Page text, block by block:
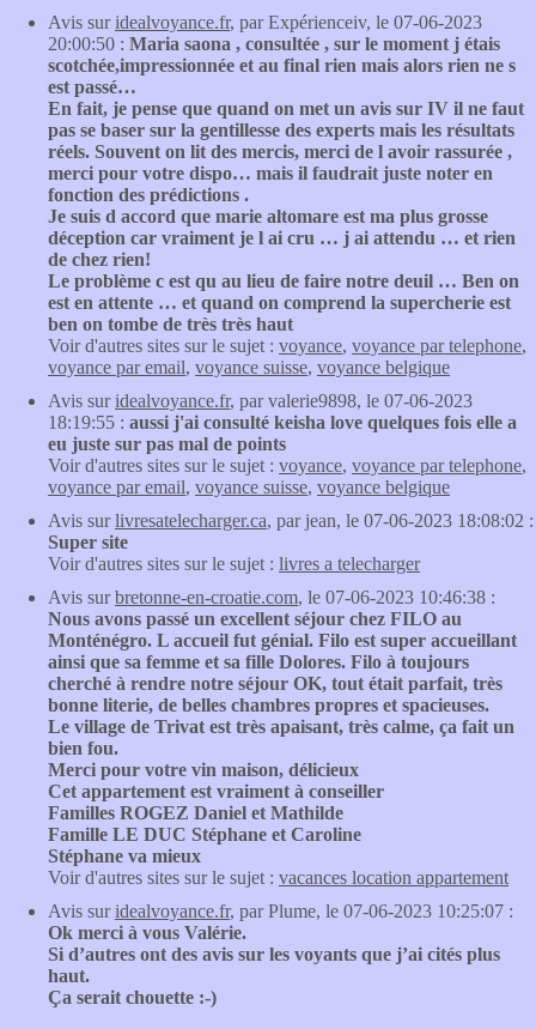
Avis suridealvoyance.fr, par Expérienceiv, le 07-06-2023
20:00:50 : Maria saona , consultée , sur le moment j étais
scotchée,impressionnée et au final rien mais alors rien ne s
est passé…
En fait, je pense que quand on met un avis sur IV il ne faut
pas se baser sur la gentillesse des experts mais les résultats
réels. Souvent on lit des mercis, merci de l avoir rassurée ,
merci pour votre dispo… mais il faudrait juste noter en
fonction des prédictions .
Je suis d accord que marie altomare est ma plus grosse
déception car vraiment je l ai cru … j ai attendu … et rien
de chez rien!
Le problème c est qu au lieu de faire notre deuil … Ben on
est en attente … et quand on comprend la supercherie est
ben on tombe de très très haut
Voir d'autres sites sur le sujet : voyance, voyance par telephone,
voyance par email, voyance suisse, voyance belgique
Avis suridealvoyance.fr, par valerie9898, le 07-06-2023
18:19:55 : aussi j'ai consulté keisha love quelques fois elle a
eu juste sur pas mal de points
Voir d'autres sites sur le sujet : voyance, voyance par telephone,
voyance par email, voyance suisse, voyance belgique
Avis surlivresatelecharger.ca, par jean, le 07-06-2023 18:08:02 :
Super site
Voir d'autres sites sur le sujet : livres a telecharger
Avis surbretonne-en-croatie.com, le 07-06-2023 10:46:38 :
Nous avons passé un excellent séjour chez FILO au
Monténégro. L accueil fut génial. Filo est super accueillant
ainsi que sa femme et sa fille Dolores. Filo à toujours
cherché à rendre notre séjour OK, tout était parfait, très
bonne literie, de belles chambres propres et spacieuses.
Le village de Trivat est très apaisant, très calme, ça fait un
bien fou.
Merci pour votre vin maison, délicieux
Cet appartement est vraiment à conseiller
Familles ROGEZ Daniel et Mathilde
Famille LE DUC Stéphane et Caroline
Stéphane va mieux
Voir d'autres sites sur le sujet : vacances location appartement
Avis suridealvoyance.fr, par Plume, le 07-06-2023 10:25:07 :
Ok merci à vous Valérie.
Si d’autres ont des avis sur les voyants que j’ai cités plus
haut.
Ça serait chouette :-)